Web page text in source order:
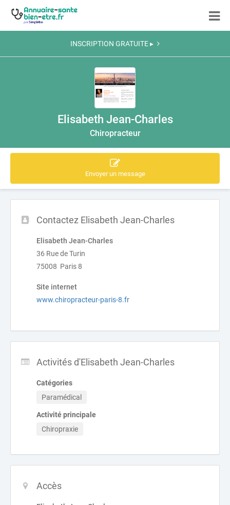
INSCRIPTION GRATUITE ▸
Elisabeth Jean-Charles
Chiropracteur
Envoyer un message
Contactez Elisabeth Jean-Charles
Elisabeth Jean-Charles
36 Rue de Turin
75008 Paris 8
Site internet
www.chiropracteur-paris-8.fr
Activités d'Elisabeth Jean-Charles
Catégories
Paramédical
Activité principale
Chiropraxie
Accès